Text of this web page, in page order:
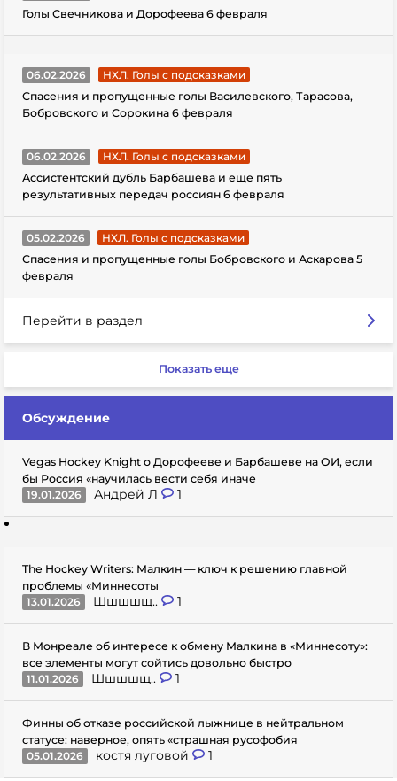
Голы Свечникова и Дорофеева 6 февраля
06.02.2026
НХЛ. Голы с подсказками
Спасения и пропущенные голы Василевского, Тарасова,
Бобровского и Сорокина 6 февраля
06.02.2026
НХЛ. Голы с подсказками
Ассистентский дубль Барбашева и еще пять
результативных передач россиян 6 февраля
05.02.2026
НХЛ. Голы с подсказками
Спасения и пропущенные голы Бобровского и Аскарова 5
февраля
Перейти в раздел
Показать еще
Обсуждение
Vegas Hockey Knight о Дорофееве и Барбашеве на ОИ, если
бы Россия «научилась вести себя иначе
19.01.2026
Андрей Л 1
The Hockey Writers: Малкин — ключ к решению главной
проблемы «Миннесоты
13.01.2026
Шшшшщ.. 1
В Монреале об интересе к обмену Малкина в «Миннесоту»:
все элементы могут сойтись довольно быстро
11.01.2026
Шшшшщ.. 1
Финны об отказе российской лыжнице в нейтральном
статусе: наверное, опять «страшная русофобия
05.01.2026
костя луговой 1